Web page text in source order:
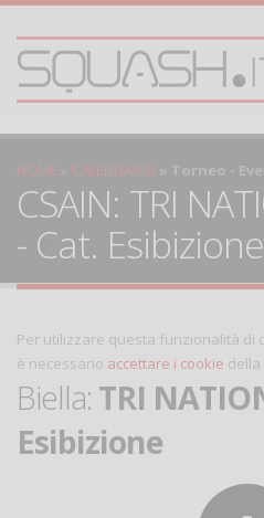
HOME CALENDARIO Torneo -
CSAIN: TRI
- Cat.
Per utilizzare questa funzionalità di
è necessario accettare i cookie
Biella: TRI
Esibizione